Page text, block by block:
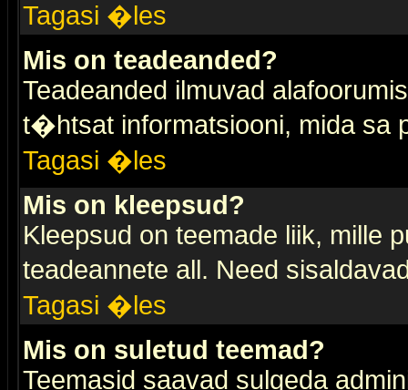
Tagasi �les
Mis on teadeanded?
Teadeanded ilmuvad
t�htsat informatsiooni, mida sa
Tagasi �les
Mis on kleepsud?
Kleepsud on teemade liik, mille
teadeannete all. Need
Tagasi �les
Mis on suletud teemad?
Teemasid saavad sulgeda